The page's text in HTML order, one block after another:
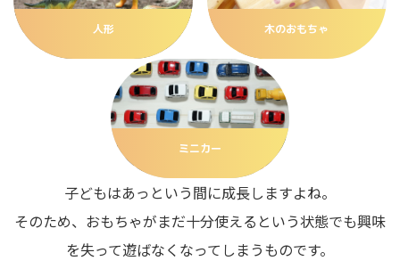
人形 木のおもちゃ
ミニカー
子どもはあっという間に成長しますよね。
そのため、おもちゃがまだ十分使えるという状態でも興味
を失って遊ばなくなってしまうものです。